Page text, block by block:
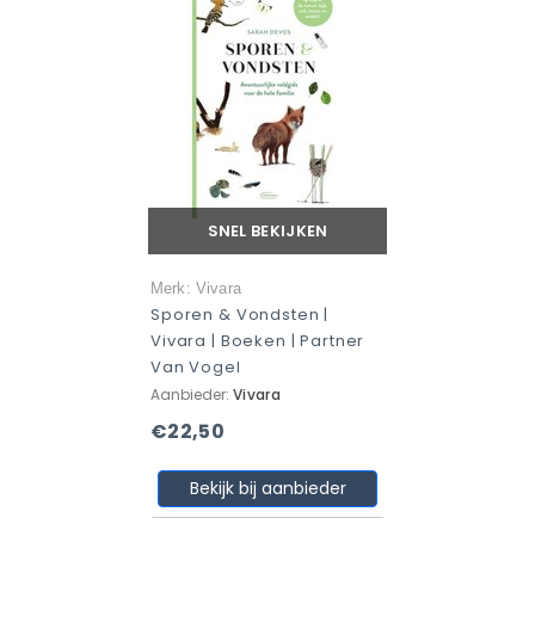
SNEL BEKIJKEN
Merk: Vivara
Sporen & Vondsten |
Vivara | Boeken | Partner
Van Vogel
Aanbieder: Vivara
€22,50
Bekijk bij aanbieder